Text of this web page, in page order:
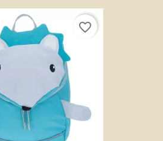
favorite_border